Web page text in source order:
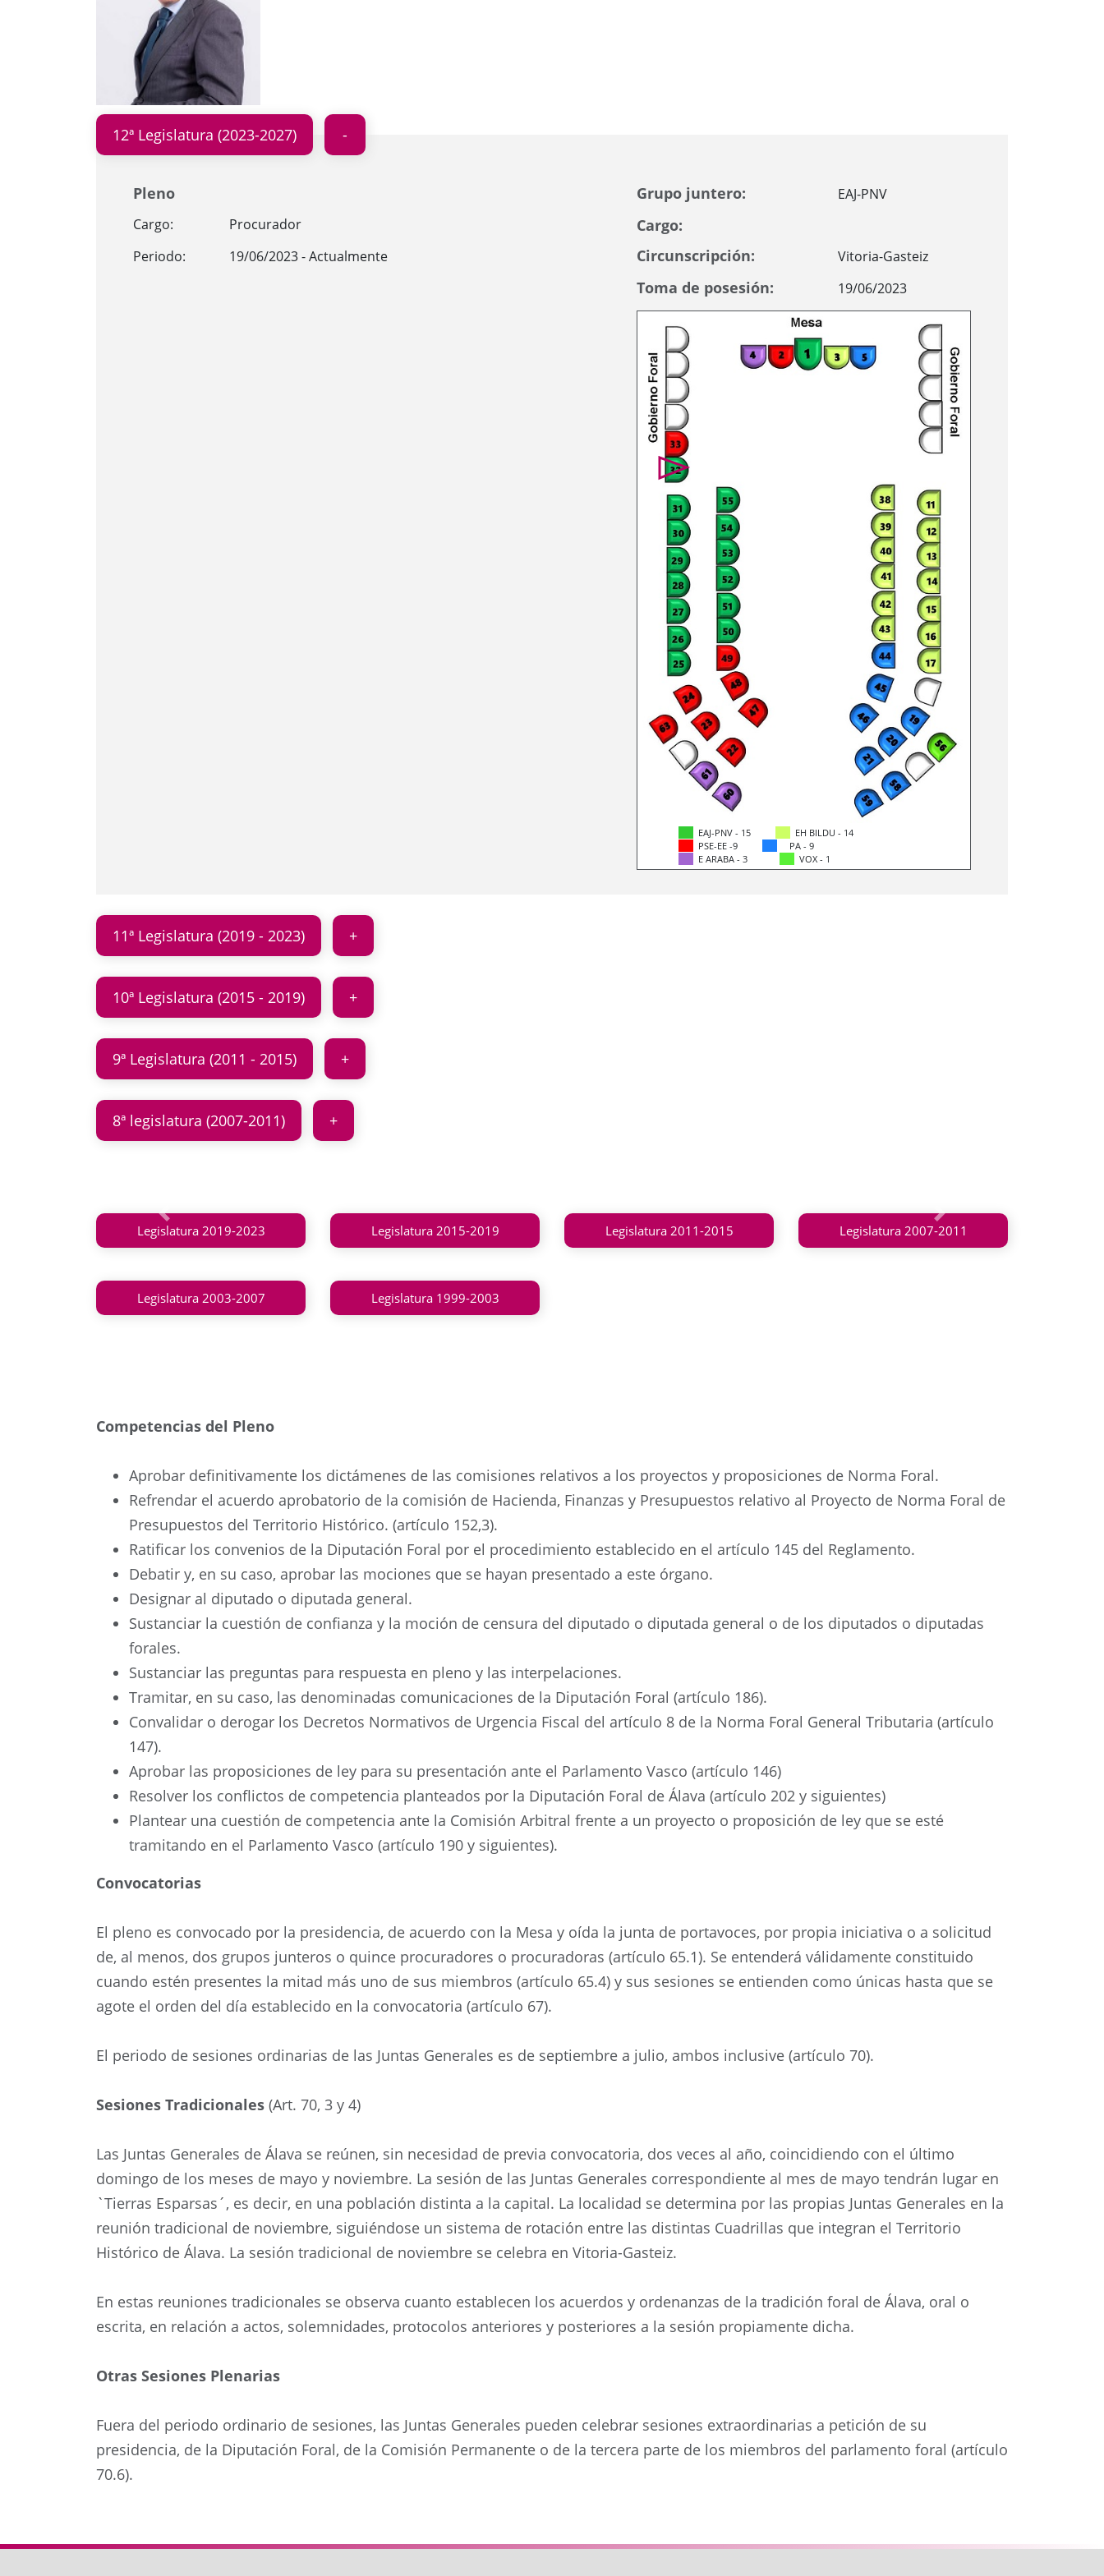
12ª Legislatura (2023-2027)
Pleno
Cargo:
Procurador
Periodo:
19/06/2023 - Actualmente
Grupo juntero: EAJ-PNV
Cargo:
Circunscripción:
Vitoria-Gasteiz
Toma de posesión: 19/06/2023
EAJ-PNV - 15
EH BILDU - 14
PSE-EE -9
PA - 9
E ARABA - 3
VOX - 1
11ª Legislatura (2019 - 2023)
10ª Legislatura (2015 - 2019)
9ª Legislatura (2011 - 2015)
8ª legislatura (2007-2011)
Anterior Siguiente
Legislatura 2019-2023 Legislatura 2015-2019 Legislatura 2011-2015 Legislatura 2007-2011
Legislatura 2003-2007 Legislatura 1999-2003
Competencias del Pleno
Aprobar definitivamente los dictámenes de las comisiones relativos a los proyectos y proposiciones de Norma Foral.
Refrendar el acuerdo aprobatorio de la comisión de Hacienda, Finanzas y Presupuestos relativo al Proyecto de Norma Foral de
Presupuestos del Territorio Histórico. (artículo 152,3).
Ratificar los convenios de la Diputación Foral por el procedimiento establecido en el artículo 145 del Reglamento.
Debatir y, en su caso, aprobar las mociones que se hayan presentado a este órgano.
Designar al diputado o diputada general.
Sustanciar la cuestión de confianza y la moción de censura del diputado o diputada general o de los diputados o diputadas
forales.
Sustanciar las preguntas para respuesta en pleno y las interpelaciones.
Tramitar, en su caso, las denominadas comunicaciones de la Diputación Foral (artículo 186).
Convalidar o derogar los Decretos Normativos de Urgencia Fiscal del artículo 8 de la Norma Foral General Tributaria (artículo
147).
Aprobar las proposiciones de ley para su presentación ante el Parlamento Vasco (artículo 146)
Resolver los conflictos de competencia planteados por la Diputación Foral de Álava (artículo 202 y siguientes)
Plantear una cuestión de competencia ante la Comisión Arbitral frente a un proyecto o proposición de ley que se esté
tramitando en el Parlamento Vasco (artículo 190 y siguientes).
Convocatorias
El pleno es convocado por la presidencia, de acuerdo con la Mesa y oída la junta de portavoces, por propia iniciativa o a solicitud
de, al menos, dos grupos junteros o quince procuradores o procuradoras (artículo 65.1). Se entenderá válidamente constituido
cuando estén presentes la mitad más uno de sus miembros (artículo 65.4) y sus sesiones se entienden como únicas hasta que se
agote el orden del día establecido en la convocatoria (artículo 67).
El periodo de sesiones ordinarias de las Juntas Generales es de septiembre a julio, ambos inclusive (artículo 70).
Sesiones Tradicionales (Art. 70, 3 y 4)
Las Juntas Generales de Álava se reúnen, sin necesidad de previa convocatoria, dos veces al año, coincidiendo con el último
domingo de los meses de mayo y noviembre. La sesión de las Juntas Generales correspondiente al mes de mayo tendrán lugar en
`Tierras Esparsas´, es decir, en una población distinta a la capital. La localidad se determina por las propias Juntas Generales en la
reunión tradicional de noviembre, siguiéndose un sistema de rotación entre las distintas Cuadrillas que integran el Territorio
Histórico de Álava. La sesión tradicional de noviembre se celebra en Vitoria-Gasteiz.
En estas reuniones tradicionales se observa cuanto establecen los acuerdos y ordenanzas de la tradición foral de Álava, oral o
escrita, en relación a actos, solemnidades, protocolos anteriores y posteriores a la sesión propiamente dicha.
Otras Sesiones Plenarias
Fuera del periodo ordinario de sesiones, las Juntas Generales pueden celebrar sesiones extraordinarias a petición de su
presidencia, de la Diputación Foral, de la Comisión Permanente o de la tercera parte de los miembros del parlamento foral (artículo
70.6).